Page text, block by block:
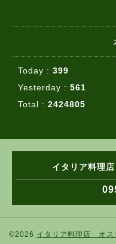
Today : 399
Yesterday : 561
Total : 2424805
イタリア料理
©2026 イタリア料理店 オ